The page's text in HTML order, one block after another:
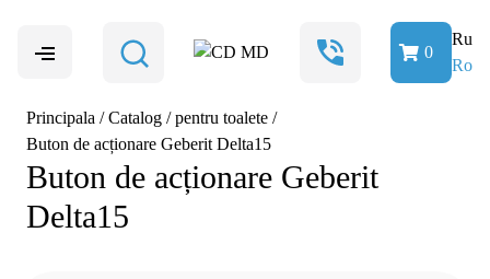
0
Ru
Ro
Principala / Catalog / pentru toalete /
Buton de acționare Geberit Delta15
Buton de acționare Geberit
Delta15